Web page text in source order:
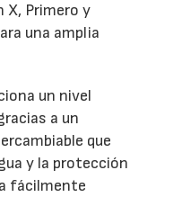
X, Primero y
una amplia
un nivel
a un
que
y la protección
fácilmente